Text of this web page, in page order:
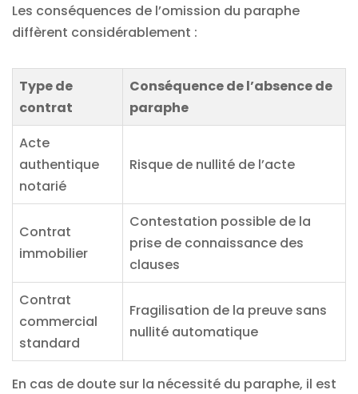
Les conséquences de l’omission du paraphe
diffèrent considérablement :
Type de
contrat
Conséquence de l’absence de
paraphe
Acte
authentique
notarié
Risque de nullité de l’acte
Contrat
immobilier
Contestation possible de la
prise de connaissance des
clauses
Contrat
commercial
standard
Fragilisation de la preuve sans
nullité automatique
En cas de doute sur la nécessité du paraphe, il est